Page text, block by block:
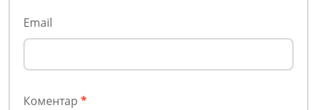
Email
Коментар *